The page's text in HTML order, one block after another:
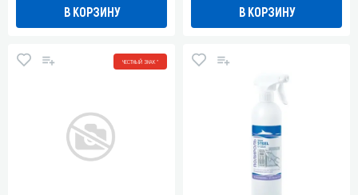
В КОРЗИНУ В КОРЗИНУ
ЧЕСТНЫЙ ЗНАК *